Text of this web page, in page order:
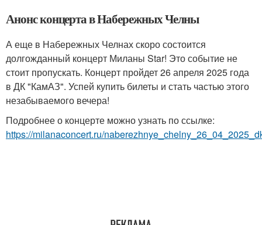
Анонс концерта в Набережных Челны
А еще в Набережных Челнах скоро состоится
долгожданный концерт Миланы Star! Это событие не
стоит пропускать. Концерт пройдет 26 апреля 2025 года
в ДК "КамАЗ". Успей купить билеты и стать частью этого
незабываемого вечера!
Подробнее о концерте можно узнать по ссылке:
https://milanaconcert.ru/